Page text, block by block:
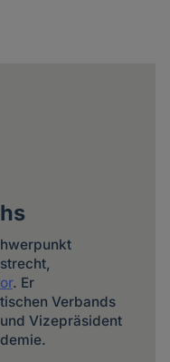
. Er
Verbands
Vizepräsident